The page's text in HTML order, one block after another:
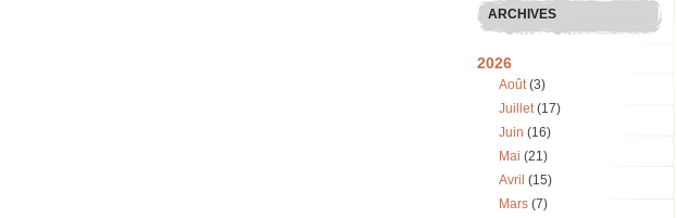
ARCHIVES
2026
Août(3)
Juillet(17)
Juin (16)
Mai (21)
Avril (15)
Mars (7)